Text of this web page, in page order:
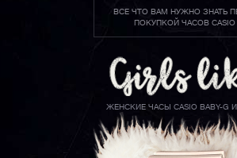
ВСЕ ЧТО ВАМ НУЖНО ЗНАТЬ
ПОКУПКОЙ ЧАСОВ CASIO
ЖЕНСКИЕ ЧАСЫ CASIO BABY-G И